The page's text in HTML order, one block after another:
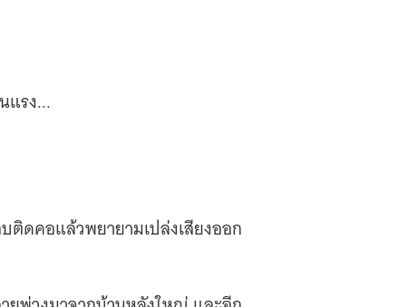
รง...
ติดคอแล้วพยายามเปล่งเสียงออก